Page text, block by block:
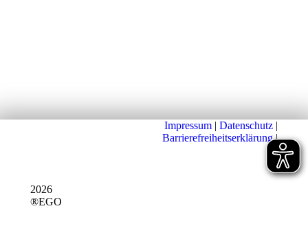
2026
®EGO
Impressum | Datenschutz |
Barrierefreiheitserklärung|